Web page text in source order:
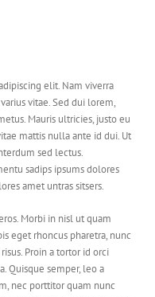
elit. Nam viverra
vitae. Sed dui lorem,
Mauris ultricies, justo eu
mattis nulla ante id dui. Ut
sed lectus.
sadips ipsums dolores
amet untras sitsers.
Morbi in nisl ut quam
eget rhoncus pharetra, nunc
Proin a tortor id orci
Quisque semper, leo a
nec porttitor quam nunc